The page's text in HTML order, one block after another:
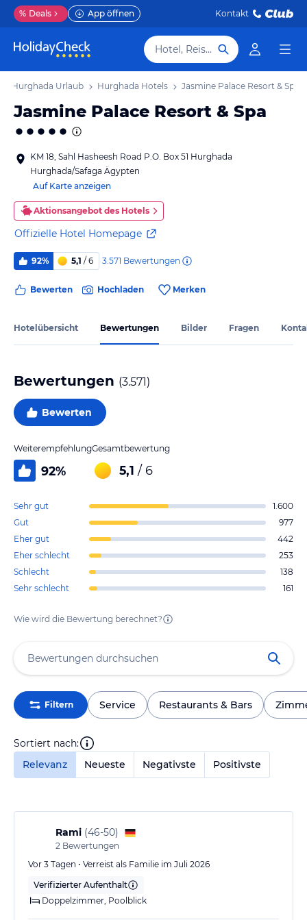
% Deals App öffnen Kontakt
Hotel, Reiseziel
Hurghada Urlaub Hurghada Hotels Jasmine Palace Resort & Spa
Jasmine Palace Resort & Spa
KM 18, Sahl Hasheesh Road P.O. Box 51 Hurghada
Hurghada/Safaga Ägypten
Auf Karte anzeigen
Aktionsangebot des Hotels
Offizielle Hotel Homepage
92% 5,1 / 6 3.571 Bewertungen
Bewerten Hochladen Merken
Hotelübersicht Bewertungen Bilder Fragen
Bewertungen (3.571)
Bewerten
Weiterempfehlung
92%
Gesamtbewertung
5,1 / 6
Sehr gut
1.600
Gut
977
Eher gut
442
Eher schlecht
253
Schlecht
138
Sehr schlecht
161
Wie wird die Bewertung berechnet?
Filtern Service Restaurants & Bars
Sortiert nach:
Relevanz
Neueste Negativste Positivste
Rami (46-50)
2 Bewertungen
Vor 3 Tagen • Verreist als Familie im Juli 2026
Verifizierter Aufenthalt
Doppelzimmer, Poolblick